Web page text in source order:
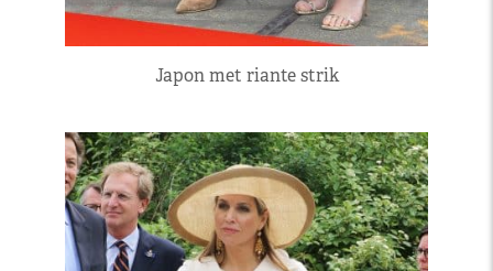
Japon met riante strik